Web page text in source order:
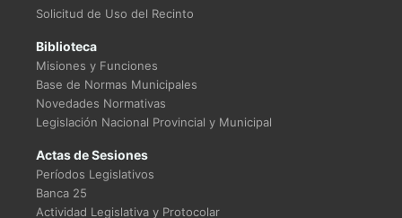
Solicitud de Uso del Recinto
Biblioteca
Misiones y Funciones
Base de Normas Municipales
Novedades Normativas
Legislación Nacional Provincial y Municipal
Actas de Sesiones
Períodos Legislativos
Banca 25
Actividad Legislativa y Protocolar